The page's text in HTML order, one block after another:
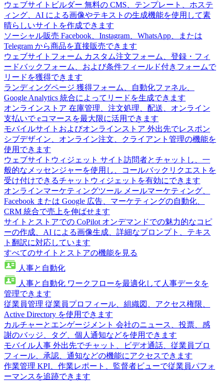
ウェブサイトビルダー 無料の CMS、テンプレート、ホステ
ィング、AI による画像やテキストの生成機能を使用して素
晴らしいサイトを作成できます
ソーシャル販売 Facebook、Instagram、WhatsApp、または
Telegram から商品を直接販売できます
ウェブサイトフォーム カスタム注文フォーム、登録・フィ
ードバックフォーム、および条件フィールド付きフォームで
リードを獲得できます
ランディングページ 獲得フォーム、自動化ファネル、
Google Analytics 統合によってリードを生成できます
オンラインストア 在庫管理、注文処理、配送、オンライン
支払いで eコマースを最大限に活用できます
モバイルサイトおよびオンラインストア 外出先でレスポン
シブデザイン、オンライン注文、クライアント管理の機能を
使用できます
ウェブサイトウィジェット サイト訪問者とチャットし、一
般的なメッセンジャーを使用し、コールバックリクエストを
受け付けできるチャットウィジェットを有効にできます
オンラインマーケティングツール メールマーケティング、
Facebook または Google 広告、マーケティングの自動化、
CRM 統合で売上を伸ばせます
サイトとストアでの CoPilot オンデマンドでの魅力的なコピ
ーの作成、AI による画像生成、詳細なプロンプト、テキス
ト翻訳に対応しています
すべてのサイトとストアの機能を見る
人事と自動化
人事と自動化 ワークフローを最適化して人事データを
管理できます
従業員管理 従業員プロフィール、組織図、アクセス権限、
Active Directory を使用できます
カルチャーとエンゲージメント 会社のニュース、投票、感
謝のバッジ、タグ、個人通知などを使用できます
モバイル人事 外出先でチャット、ビデオ通話、従業員プロ
フィール、承認、通知などの機能にアクセスできます
作業管理 KPI、作業レポート、監督者ビューで従業員パフォ
ーマンスを追跡できます